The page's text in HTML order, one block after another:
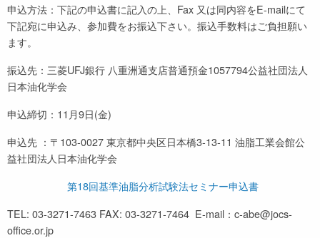
申込方法：下記の申込書に記入の上、Fax 又は同内容をE-mailにて
下記宛に申込み、参加費をお振込下さい。振込手数料はご負担願い
ます。
振込先：三菱UFJ銀行 八重洲通支店普通預金1057794公益社団法人
日本油化学会
申込締切：11月9日(金)
申込先 ：〒103-0027 東京都中央区日本橋3-13-11 油脂工業会館公
益社団法人日本油化学会
第18回基準油脂分析試験法セミナー申込書
TEL: 03-3271-7463 FAX: 03-3271-7464 E-mail：c-abe@jocs-
office.or.jp